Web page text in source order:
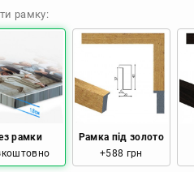
40x40 Ціна: 840 грн
50x50 Ціна: 970 грн
60x60 Ціна: 1290 грн
70x70 Ціна: 1550 грн
рамку:
рамки
Рамка під золото
+588 грн